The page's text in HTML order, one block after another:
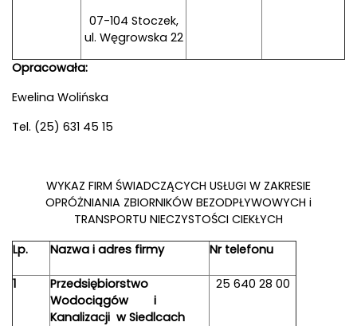
07-104 Stoczek,
ul. Węgrowska 22
Opracowała:
Ewelina Wolińska
Tel. (25) 631 45 15
WYKAZ FIRM ŚWIADCZĄCYCH USŁUGI W ZAKRESIE
OPRÓŻNIANIA ZBIORNIKÓW BEZODPŁYWOWYCH i
TRANSPORTU NIECZYSTOŚCI CIEKŁYCH
Lp.
Nazwa i adres firmy Nr telefonu
1
Przedsiębiorstwo
Wodociągów i
Kanalizacji w Siedlcach
25 640 28 00